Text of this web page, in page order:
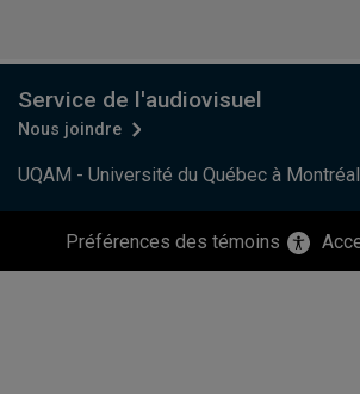
UQAM - Université du Québec à Montréal
Service de l'audiovisuel
Nous joindre
Préférences des témoins